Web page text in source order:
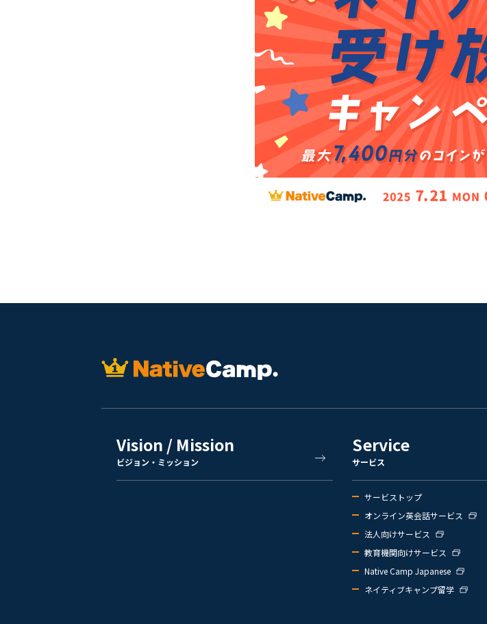
Vision / Mission
ビジョン・ミッション
Service
サービス
サービストップ
オンライン英会話サービス
法人向けサービス
教育機関向けサービス
Native Camp Japanese
ネイティブキャンプ留学